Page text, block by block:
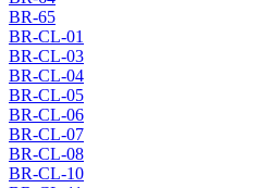
BR-65
BR-CL-01
BR-CL-03
BR-CL-04
BR-CL-05
BR-CL-06
BR-CL-07
BR-CL-08
BR-CL-10